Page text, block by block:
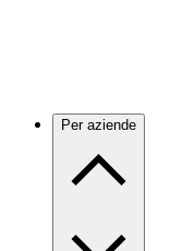
Per aziende